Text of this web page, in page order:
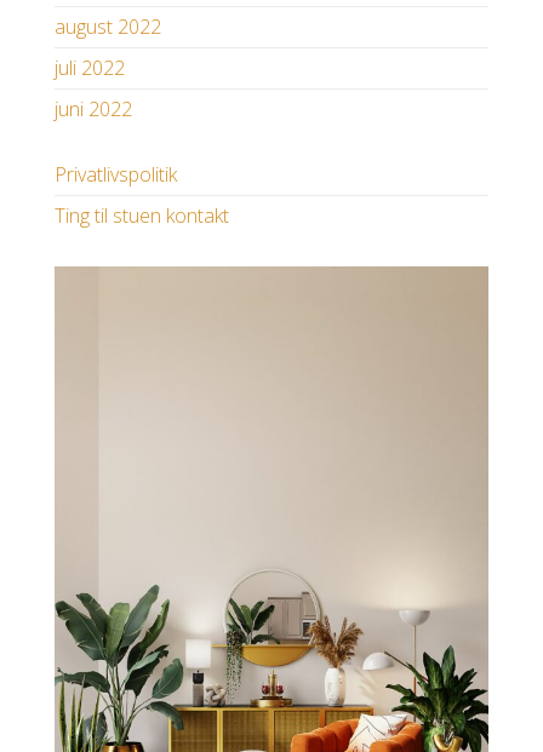
august 2022
juli 2022
juni 2022
Privatlivspolitik
Ting til stuen kontakt